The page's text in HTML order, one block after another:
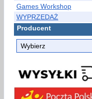
Games Workshop
WYPRZEDAŻ
Producent